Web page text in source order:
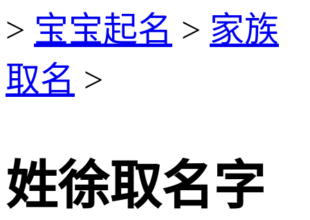
> 宝宝起名 > 家族
取名 >
姓徐取名字